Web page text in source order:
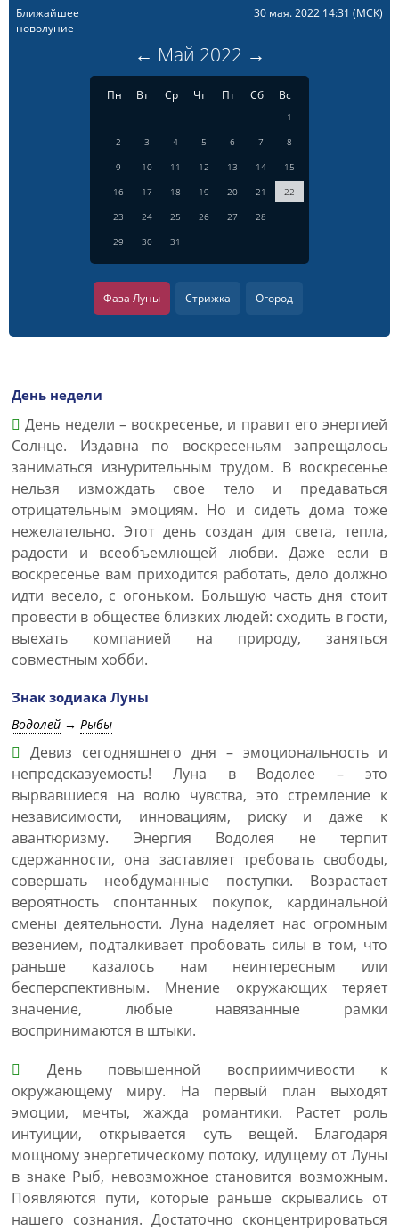
Ближайшее
новолуние
30 мая. 2022 14:31 (МСК)
← Май 2022 →
Пн Вт Ср Чт Пт Сб Вс
1
2
3 4 5 6 7
8
9
10 11 12 13 14
15
16
17 18 19 20 21
22
23
24 25 26 27
28
29
30 31
Фаза Луны Стрижка Огород
День недели
День недели – воскресенье, и правит его энергией
Солнце. Издавна по воскресеньям запрещалось
заниматься изнурительным трудом. В воскресенье
нельзя измождать свое тело и предаваться
отрицательным эмоциям. Но и сидеть дома тоже
нежелательно. Этот день создан для света, тепла,
радости и всеобъемлющей любви. Даже если в
воскресенье вам приходится работать, дело должно
идти весело, с огоньком. Большую часть дня стоит
провести в обществе близких людей: сходить в гости,
выехать компанией на природу, заняться
совместным хобби.
Знак зодиака Луны
Водолей → Рыбы
Девиз сегодняшнего дня – эмоциональность и
непредсказуемость! Луна в Водолее – это
вырвавшиеся на волю чувства, это стремление к
независимости, инновациям, риску и даже к
авантюризму. Энергия Водолея не терпит
сдержанности, она заставляет требовать свободы,
совершать необдуманные поступки. Возрастает
вероятность спонтанных покупок, кардинальной
смены деятельности. Луна наделяет нас огромным
везением, подталкивает пробовать силы в том, что
раньше казалось нам неинтересным или
бесперспективным. Мнение окружающих теряет
значение, любые навязанные рамки
воспринимаются в штыки.
День повышенной восприимчивости к
окружающему миру. На первый план выходят
эмоции, мечты, жажда романтики. Растет роль
интуиции, открывается суть вещей. Благодаря
мощному энергетическому потоку, идущему от Луны
в знаке Рыб, невозможное становится возможным.
Появляются пути, которые раньше скрывались от
нашего сознания. Достаточно сконцентрироваться